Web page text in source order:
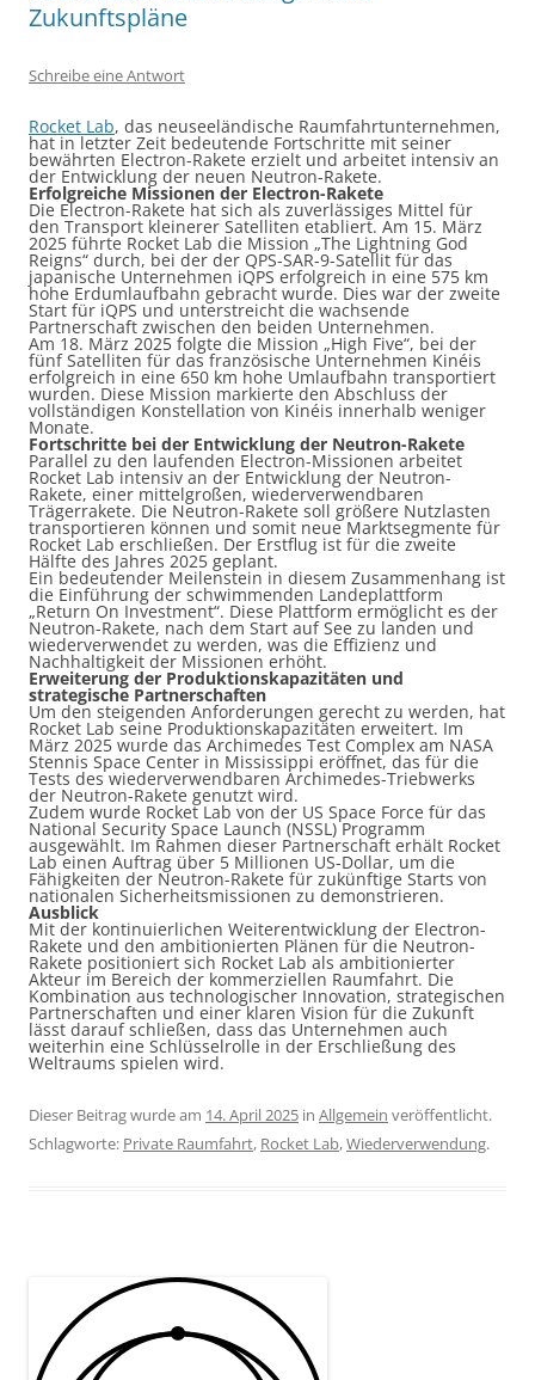
Zukunftspläne
Schreibe eine Antwort
Rocket Lab, das neuseeländische Raumfahrtunternehmen,
hat in letzter Zeit bedeutende Fortschritte mit seiner
bewährten Electron-Rakete erzielt und arbeitet intensiv an
der Entwicklung der neuen Neutron-Rakete.
Erfolgreiche Missionen der Electron-Rakete
Die Electron-Rakete hat sich als zuverlässiges Mittel für
den Transport kleinerer Satelliten etabliert. Am 15. März
2025 führte Rocket Lab die Mission „The Lightning God
Reigns“ durch, bei der der QPS-SAR-9-Satellit für das
japanische Unternehmen iQPS erfolgreich in eine 575 km
hohe Erdumlaufbahn gebracht wurde. Dies war der zweite
Start für iQPS und unterstreicht die wachsende
Partnerschaft zwischen den beiden Unternehmen.
Am 18. März 2025 folgte die Mission „High Five“, bei der
fünf Satelliten für das französische Unternehmen Kinéis
erfolgreich in eine 650 km hohe Umlaufbahn transportiert
wurden. Diese Mission markierte den Abschluss der
vollständigen Konstellation von Kinéis innerhalb weniger
Monate.
Fortschritte bei der Entwicklung der Neutron-Rakete
Parallel zu den laufenden Electron-Missionen arbeitet
Rocket Lab intensiv an der Entwicklung der Neutron-
Rakete, einer mittelgroßen, wiederverwendbaren
Trägerrakete. Die Neutron-Rakete soll größere Nutzlasten
transportieren können und somit neue Marktsegmente für
Rocket Lab erschließen. Der Erstflug ist für die zweite
Hälfte des Jahres 2025 geplant.
Ein bedeutender Meilenstein in diesem Zusammenhang ist
die Einführung der schwimmenden Landeplattform
„Return On Investment“. Diese Plattform ermöglicht es der
Neutron-Rakete, nach dem Start auf See zu landen und
wiederverwendet zu werden, was die Effizienz und
Nachhaltigkeit der Missionen erhöht.
Erweiterung der Produktionskapazitäten und
strategische Partnerschaften
Um den steigenden Anforderungen gerecht zu werden, hat
Rocket Lab seine Produktionskapazitäten erweitert. Im
März 2025 wurde das Archimedes Test Complex am NASA
Stennis Space Center in Mississippi eröffnet, das für die
Tests des wiederverwendbaren Archimedes-Triebwerks
der Neutron-Rakete genutzt wird.
Zudem wurde Rocket Lab von der US Space Force für das
National Security Space Launch (NSSL) Programm
ausgewählt. Im Rahmen dieser Partnerschaft erhält Rocket
Lab einen Auftrag über 5 Millionen US-Dollar, um die
Fähigkeiten der Neutron-Rakete für zukünftige Starts von
nationalen Sicherheitsmissionen zu demonstrieren.
Ausblick
Mit der kontinuierlichen Weiterentwicklung der Electron-
Rakete und den ambitionierten Plänen für die Neutron-
Rakete positioniert sich Rocket Lab als ambitionierter
Akteur im Bereich der kommerziellen Raumfahrt. Die
Kombination aus technologischer Innovation, strategischen
Partnerschaften und einer klaren Vision für die Zukunft
lässt darauf schließen, dass das Unternehmen auch
weiterhin eine Schlüsselrolle in der Erschließung des
Weltraums spielen wird.
Dieser Beitrag wurde am 14. April 2025 in Allgemein veröffentlicht.
Schlagworte: Private Raumfahrt, Rocket Lab,Wiederverwendung.